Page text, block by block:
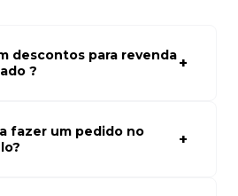
descontos para revenda
?
com os melhores preços
fazer um pedido no